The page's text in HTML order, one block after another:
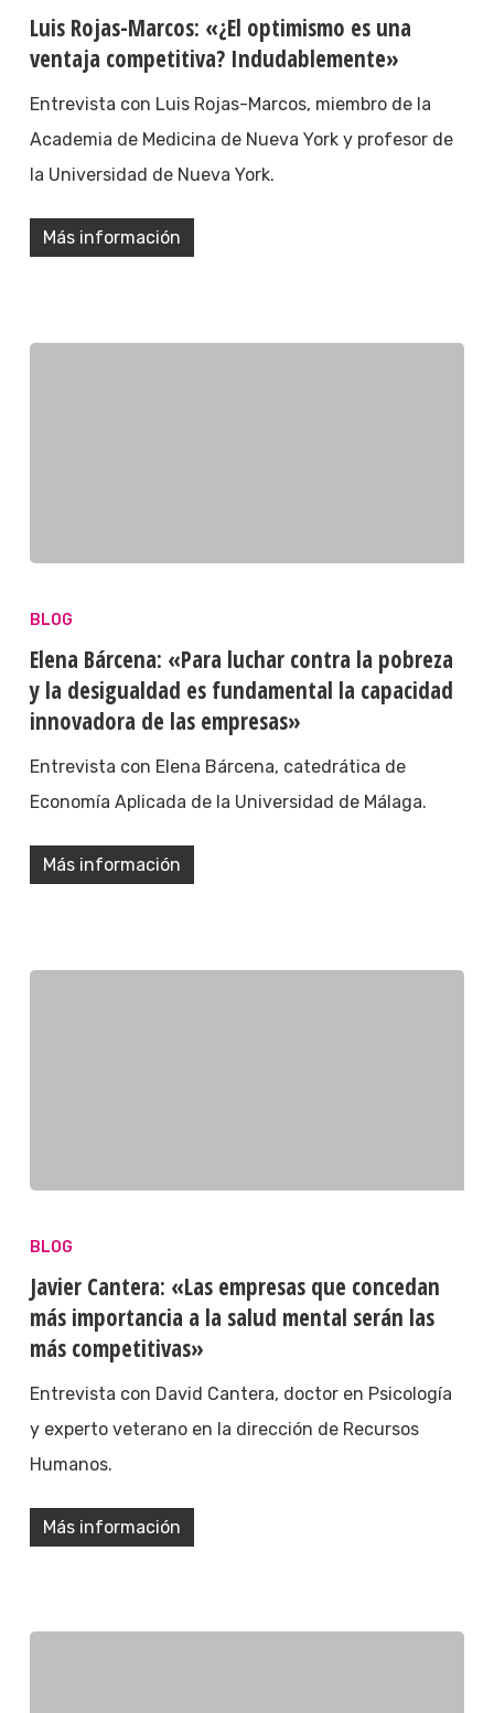
Luis Rojas-Marcos: «¿El optimismo es una
ventaja competitiva? Indudablemente»
Entrevista con Luis Rojas-Marcos, miembro de la
Academia de Medicina de Nueva York y profesor de
la Universidad de Nueva York.
Más información
BLOG
Elena Bárcena: «Para luchar contra la pobreza
y la desigualdad es fundamental la capacidad
innovadora de las empresas»
Entrevista con Elena Bárcena, catedrática de
Economía Aplicada de la Universidad de Málaga.
Más información
BLOG
Javier Cantera: «Las empresas que concedan
más importancia a la salud mental serán las
más competitivas»
Entrevista con David Cantera, doctor en Psicología
y experto veterano en la dirección de Recursos
Humanos.
Más información